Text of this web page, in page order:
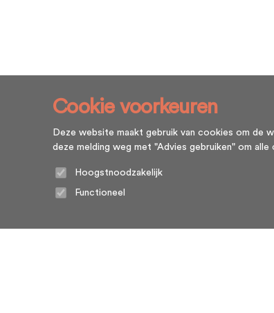
Cookie voorkeuren
Deze website maakt gebruik van cookies om de
deze melding weg met "Advies gebruiken" om
Hoogstnoodzakelijk
Functioneel